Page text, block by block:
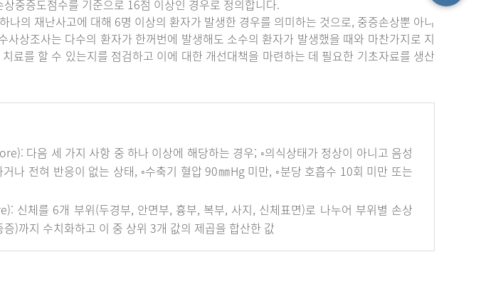
중증도점수를 기준으로 16점 이상인 경우로 정의합니다.
나의 재난사고에 대해 6명 이상의 환자가 발생한 경우를 의미하는 것으로, 중증손상뿐 아니
사상조사는 다수의 환자가 한꺼번에 발생해도 소수의 환자가 발생했을 때와 마찬가지로 지
료를 할 수 있는지를 점검하고 이에 대한 개선대책을 마련하는 데 필요한 기초자료를 생산
다음 세 가지 사항 중 하나 이상에 해당하는 경우; ◦의식상태가 정상이 아니고 음성
나 전혀 반응이 없는 상태, ◦수축기 혈압 90㎜Hg 미만, ◦분당 호흡수 10회 미만 또는
신체를 6개 부위(두경부, 안면부, 흉부, 복부, 사지, 신체표면)로 나누어 부위별 손상
)까지 수치화하고 이 중 상위 3개 값의 제곱을 합산한 값